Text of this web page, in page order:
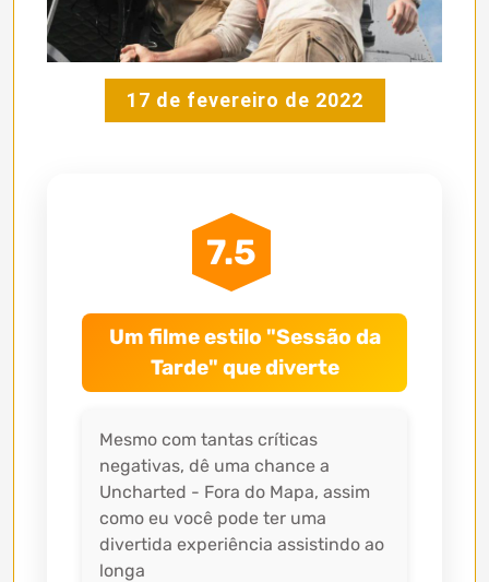
17 de fevereiro de 2022
7.5
Um filme estilo "Sessão da
Tarde" que diverte
Mesmo com tantas críticas
negativas, dê uma chance a
Uncharted - Fora do Mapa, assim
como eu você pode ter uma
divertida experiência assistindo ao
longa